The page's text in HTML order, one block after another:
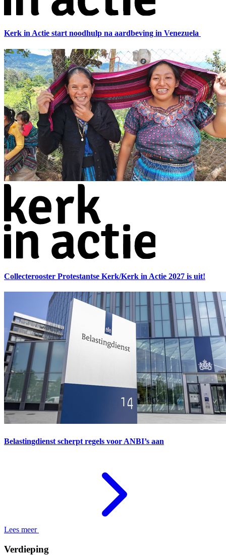
Kerk in Actie start noodhulp na aardbeving in Venezuela
Collecterooster Protestantse Kerk/Kerk in Actie 2027 is uit!
Belastingdienst scherpt regels voor ANBI’s aan
Lees meer
Verdieping